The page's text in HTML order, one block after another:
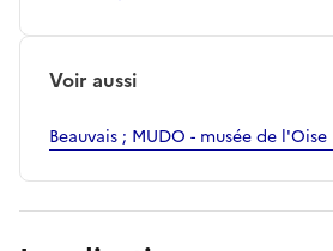
Voir aussi
Beauvais ; MUDO - musée de l'Oise